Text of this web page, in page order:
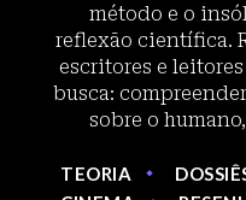
método e o
reflexão científica.
escritores e
busca:
sobre o
TEORIA